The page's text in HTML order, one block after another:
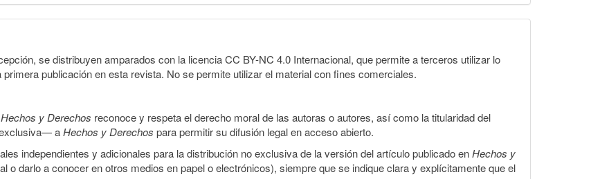
se distribuyen amparados con la licencia CC BY-NC 4.0 Internacional, que permite a terceros utilizar lo
publicación en esta revista. No se permite utilizar el material con fines comerciales.
Hechos y Derechos reconoce y respeta el derecho moral de las autoras o autores, así como la titularidad del
aHechos y Derechos para permitir su difusión legal en acceso abierto.
independientes y adicionales para la distribución no exclusiva de la versión del artículo publicado enHechos y
o darlo a conocer en otros medios en papel o electrónicos), siempre que se indique clara y explícitamente que el